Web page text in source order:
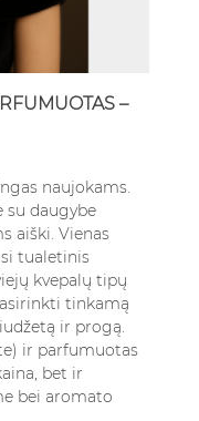
–
naujokams.
su daugybe
aiški. Vienas
tualetinis
kvepalų tipų
tinkamą
ir progą.
ir parfumuotas
bet ir
bei aromato